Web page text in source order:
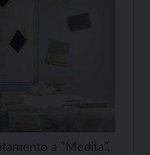
a “Medita”,